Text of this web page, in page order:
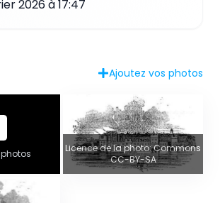
2026 à 17:47
Ajoutez vos photos
Licence de la photo: Commons
CC-BY-SA